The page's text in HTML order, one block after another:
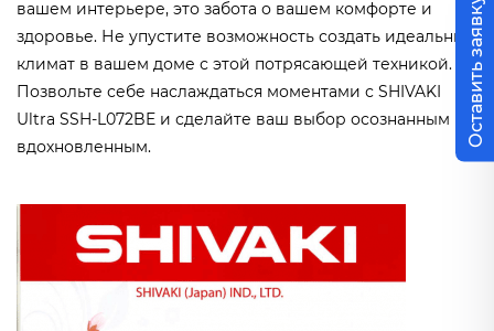
вашем интерьере, это забота о вашем комфорте и
здоровье. Не упустите возможность создать идеальный
климат в вашем доме с этой потрясающей техникой.
Позвольте себе наслаждаться моментами с SHIVAKI
Ultra SSH-L072BE и сделайте ваш выбор осознанным и
вдохновленным.
Оставить заявку